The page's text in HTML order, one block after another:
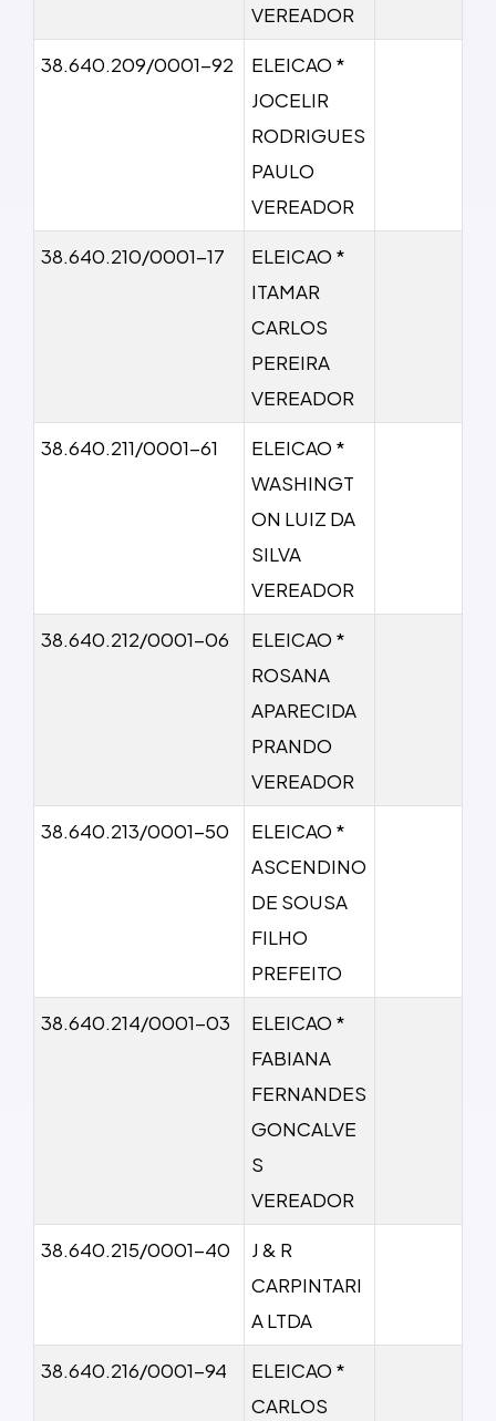
VEREADOR
38.640.209/0001-92
ELEICAO *
JOCELIR
RODRIGUES
PAULO
VEREADOR
38.640.210/0001-17
ELEICAO *
ITAMAR
CARLOS
PEREIRA
VEREADOR
38.640.211/0001-61
ELEICAO *
WASHINGT
ON LUIZ DA
SILVA
VEREADOR
38.640.212/0001-06
ELEICAO *
ROSANA
APARECIDA
PRANDO
VEREADOR
38.640.213/0001-50
ELEICAO *
ASCENDINO
DE SOUSA
FILHO
PREFEITO
38.640.214/0001-03
ELEICAO *
FABIANA
FERNANDES
GONCALVE
S
VEREADOR
38.640.215/0001-40
J & R
CARPINTARI
A LTDA
38.640.216/0001-94
ELEICAO *
CARLOS